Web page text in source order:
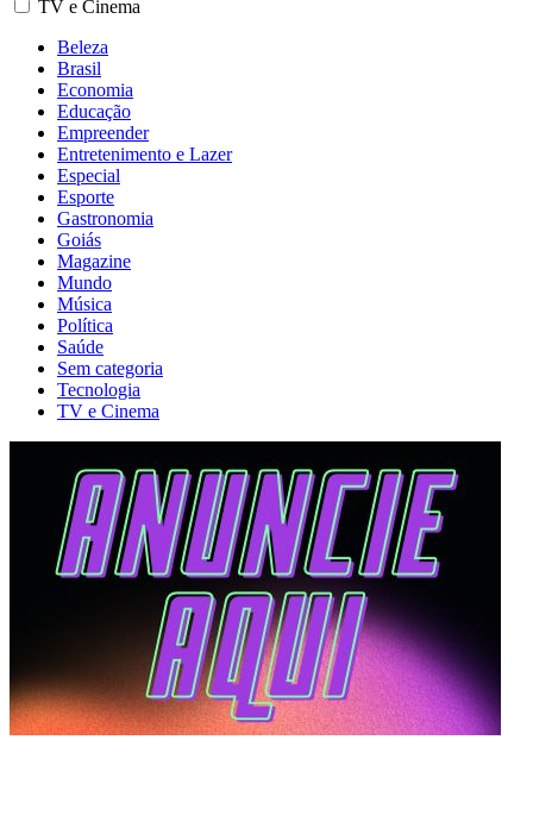
TV e Cinema
Beleza
Brasil
Economia
Educação
Empreender
Entretenimento e Lazer
Especial
Esporte
Gastronomia
Goiás
Magazine
Mundo
Música
Política
Saúde
Sem categoria
Tecnologia
TV e Cinema